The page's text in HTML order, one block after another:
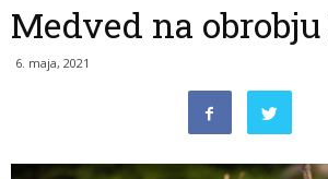
Medved na
6. maja, 2021